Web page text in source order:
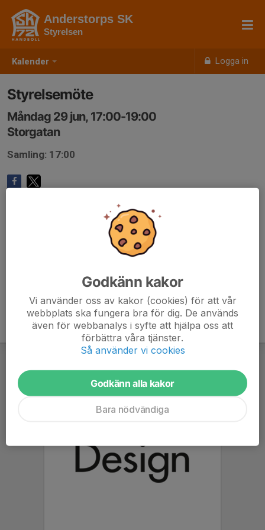
Kalender Logga in
Anderstorps SK
Styrelsen
Styrelsemöte
Måndag 29 jun, 17:00-19:00
Storgatan
Samling: 17:00
Godkänn kakor
Vi använder oss av kakor (cookies) för att vår
webbplats ska fungera bra för dig. De används
även för webbanalys i syfte att hjälpa oss att
förbättra våra tjänster.
Så använder vi cookies
Godkänn alla kakor
Bara nödvändiga